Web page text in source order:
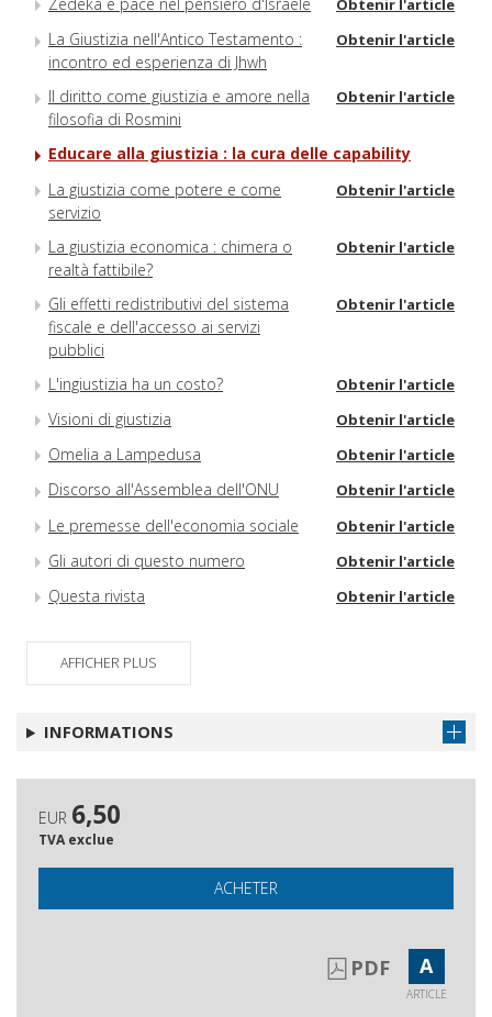
Obtenir l'article
La Giustizia nell'Antico Testamento :
incontro ed esperienza di Jhwh
Obtenir l'article
Il diritto come giustizia e amore nella
filosofia di Rosmini
Obtenir l'article
Educare alla giustizia : la cura delle capability
La giustizia come potere e come
servizio
Obtenir l'article
La giustizia economica : chimera o
realtà fattibile?
Obtenir l'article
Gli effetti redistributivi del sistema
fiscale e dell'accesso ai servizi
pubblici
Obtenir l'article
L'ingiustizia ha un costo? Obtenir l'article
Visioni di giustizia Obtenir l'article
Omelia a Lampedusa Obtenir l'article
Discorso all'Assemblea dell'ONU Obtenir l'article
Le premesse dell'economia sociale Obtenir l'article
Gli autori di questo numero Obtenir l'article
Questa rivista Obtenir l'article
AFFICHER PLUS
INFORMATIONS
EUR 6,50
TVA exclue
ACHETER
PDF A
ARTICLE